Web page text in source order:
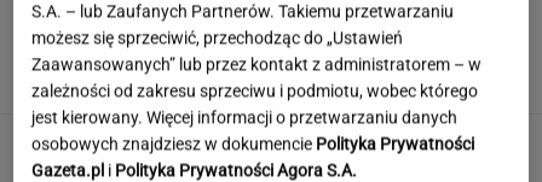
Wieniawa jako jurorka "TzG" to
dobry pomysł? "Będzie musiała być uważna"
To nie droga na skróty. Matka pokazuje, jak
naprawdę wygląda edukacja domowa
S.A. – lub Zaufanych Partnerów. Takiemu przetwarzaniu
możesz się sprzeciwić, przechodząc do „Ustawień
Zaawansowanych” lub przez kontakt z administratorem – w
zależności od zakresu sprzeciwu i podmiotu, wobec którego
jest kierowany. Więcej informacji o przetwarzaniu danych
osobowych znajdziesz w dokumencie Polityka Prywatności
Gazeta.pl i Polityka Prywatności Agora S.A.